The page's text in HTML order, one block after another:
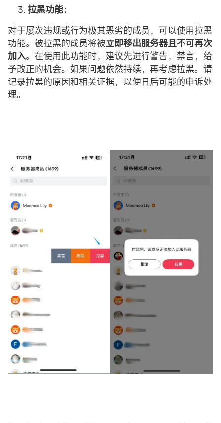
拉黑功能：
对于屡次违规或行为极其恶劣的成员，可以使用拉黑
功能。被拉黑的成员将被立即移出服务器且不可再次
加入。在使用此功能时，建议先进行警告，禁言，给
予改正的机会。如果问题依然持续，再考虑拉黑。请
记录拉黑的原因和相关证据，以便日后可能的申诉处
理。